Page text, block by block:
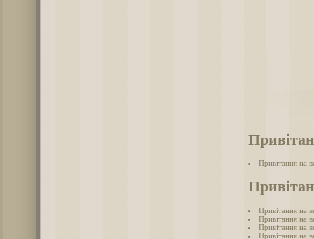
Привітання на
Привітання на
Привітання на
Привітання на
Привітання на